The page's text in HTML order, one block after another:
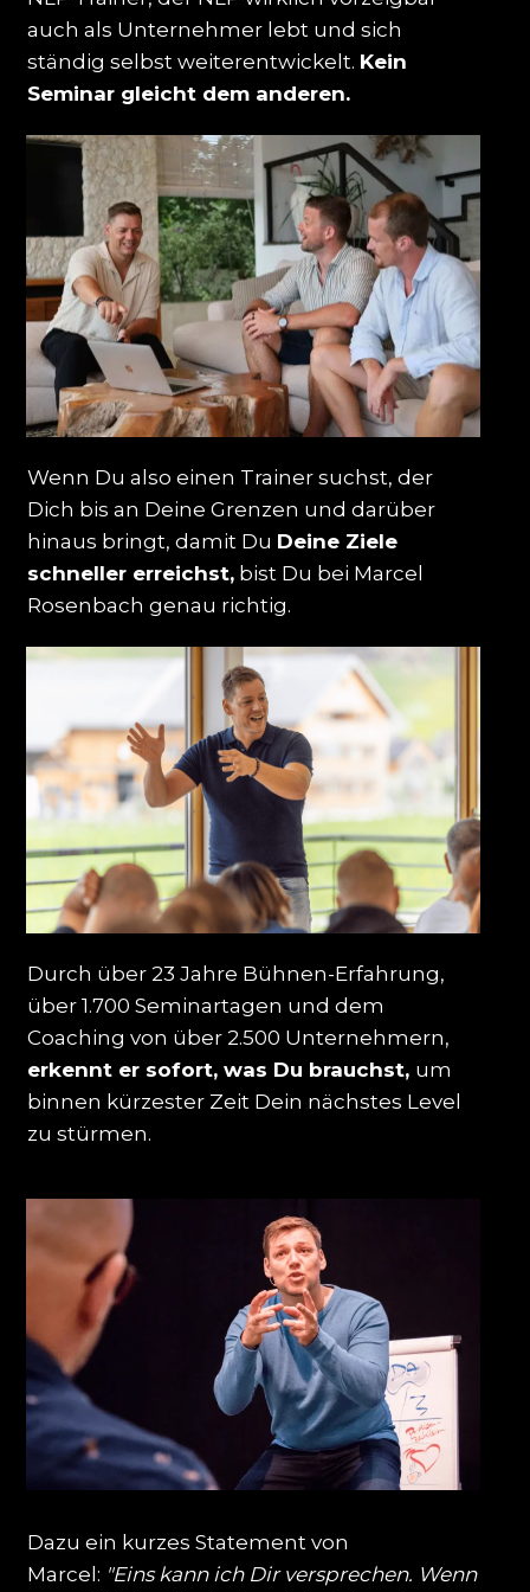
auch als Unternehmer lebt und sich
ständig selbst weiterentwickelt. Kein
Seminar gleicht dem anderen.
Wenn Du also einen Trainer suchst, der
Dich bis an Deine Grenzen und darüber
hinaus bringt, damit Du Deine Ziele
schneller erreichst, bist Du bei Marcel
Rosenbach genau richtig.
Durch über 23 Jahre Bühnen-Erfahrung,
über 1.700 Seminartagen und dem
Coaching von über 2.500 Unternehmern,
erkennt er sofort, was Du brauchst, um
binnen kürzester Zeit Dein nächstes Level
zu stürmen.
Dazu ein kurzes Statement von
Marcel: "Eins kann ich Dir versprechen. Wenn